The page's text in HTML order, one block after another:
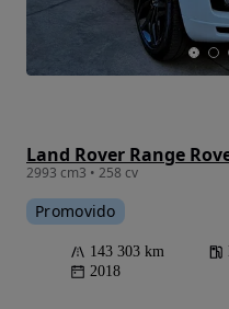
Land Rover Range
2993 cm3 • 258 cv
Promovido
143 303 km
2018